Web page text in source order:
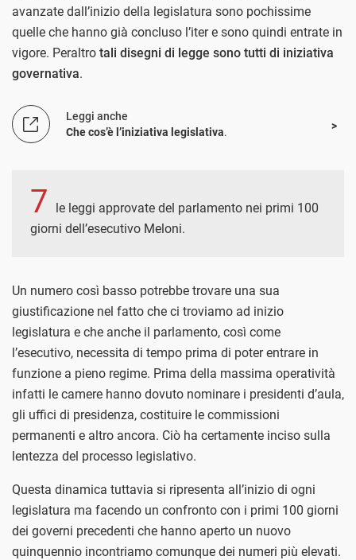
avanzate dall’inizio della legislatura sono pochissime
quelle che hanno già concluso l’iter e sono quindi entrate in
vigore. Peraltro tali disegni di legge sono tutti di iniziativa
governativa.
Leggi anche
Che cos’è l’iniziativa legislativa.
7
le leggi approvate del parlamento nei primi 100
giorni dell’esecutivo Meloni.
Un numero così basso potrebbe trovare una sua
giustificazione nel fatto che ci troviamo ad inizio
legislatura e che anche il parlamento, così come
l’esecutivo, necessita di tempo prima di poter entrare in
funzione a pieno regime. Prima della massima operatività
infatti le camere hanno dovuto nominare i presidenti d’aula,
gli uffici di presidenza, costituire le commissioni
permanenti e altro ancora. Ciò ha certamente inciso sulla
lentezza del processo legislativo.
Questa dinamica tuttavia si ripresenta all’inizio di ogni
legislatura ma facendo un confronto con i primi 100 giorni
dei governi precedenti che hanno aperto un nuovo
quinquennio incontriamo comunque dei numeri più elevati.